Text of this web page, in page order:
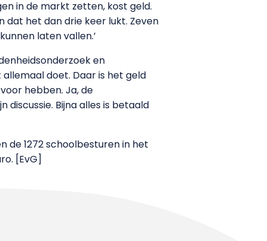
in de markt zetten, kost geld.
het dan drie keer lukt. Zeven
laten vallen.’
en
doet. Daar is het geld
hebben. Ja, de
Bijna alles is betaald
de 1272 schoolbesturen in het
[EvG]